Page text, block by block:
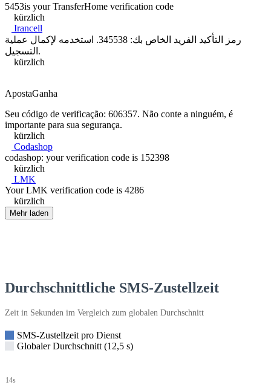
5453is your TransferHome verification code
kürzlich
Irancell
رمز التأكيد الفريد الخاص بك: 345538. استخدمه لإكمال عملية
التسجيل.
kürzlich
ApostaGanha
Seu código de verificação: 606357. Não conte a ninguém, é
importante para sua segurança.
kürzlich
Codashop
codashop: your verification code is 152398
kürzlich
LMK
Your LMK verification code is 4286
kürzlich
Mehr laden
Durchschnittliche SMS-Zustellzeit
Zeit in Sekunden im Vergleich zum globalen Durchschnitt
SMS-Zustellzeit pro Dienst
Globaler Durchschnitt (12,5 s)
14s